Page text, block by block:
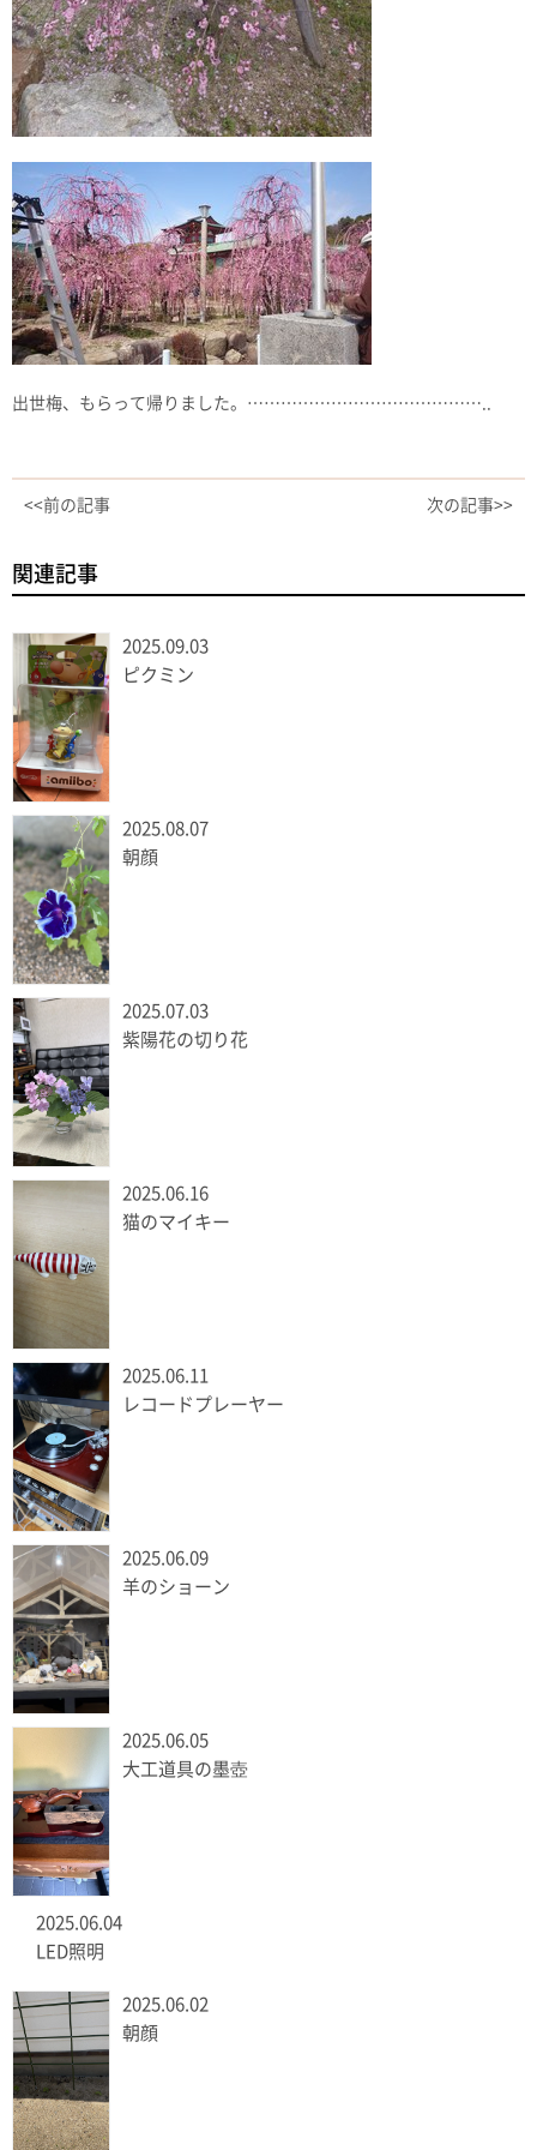
出世梅、もらって帰りました。……………………………………..
<<前の記事 次の記事>>
関連記事
2025.09.03
ピクミン
2025.08.07
朝顔
2025.07.03
紫陽花の切り花
2025.06.16
猫のマイキー
2025.06.11
レコードプレーヤー
2025.06.09
羊のショーン
2025.06.05
大工道具の墨壺
2025.06.04
LED照明
2025.06.02
朝顔